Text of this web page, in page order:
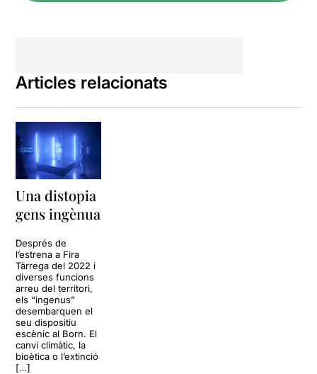
Articles relacionats
Una distopia
gens ingènua
Després de
l’estrena a Fira
Tàrrega del 2022 i
diverses funcions
arreu del territori,
els “ingenus”
desembarquen el
seu dispositiu
escènic al Born. El
canvi climàtic, la
bioètica o l’extinció
[…]